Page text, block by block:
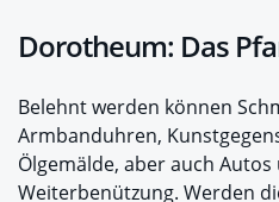
Dorotheum: Das
Belehnt werden können
Armbanduhren,
Ölgemälde, aber auch
Weiterbenützung. Werden